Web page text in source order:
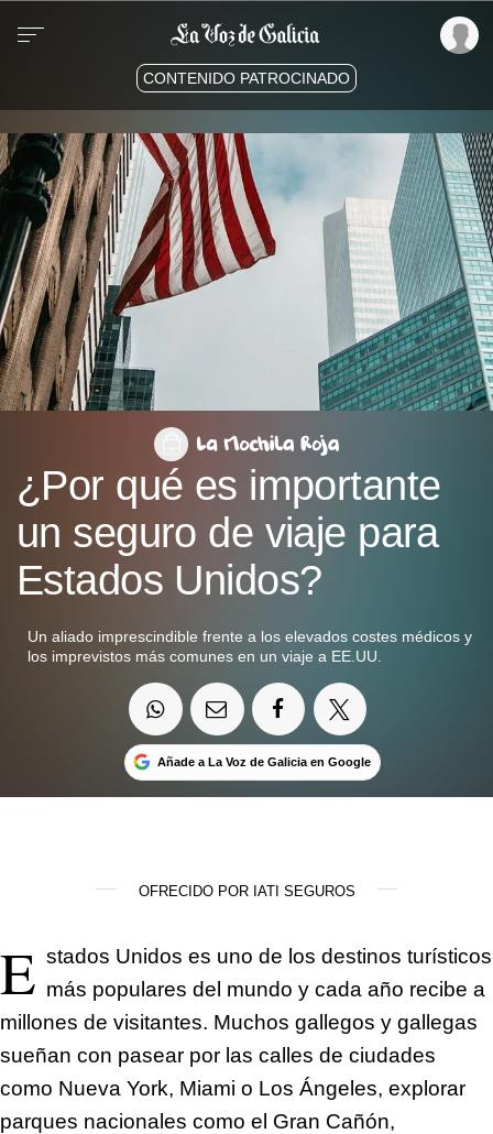
CONTENIDO PATROCINADO
¿Por qué es importante
un seguro de viaje para
Estados Unidos?
Un aliado imprescindible frente a los elevados costes médicos y
los imprevistos más comunes en un viaje a EE.UU.
Añade a La Voz de Galicia en Google
OFRECIDO POR IATI SEGUROS
E stados Unidos es uno de los destinos turísticos
más populares del mundo y cada año recibe a
millones de visitantes. Muchos gallegos y gallegas
sueñan con pasear por las calles de ciudades
como Nueva York, Miami o Los Ángeles, explorar
parques nacionales como el Gran Cañón,